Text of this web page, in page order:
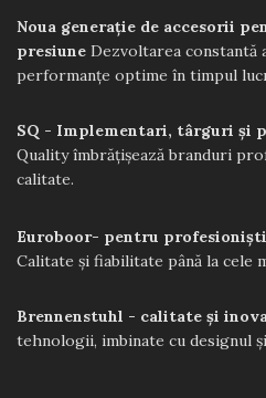
Noua generație de accesorii
presiune Dezvoltarea constantă
performanțe optime în timpul
SQ - Implementari, târguri și
Quality îmbrățișează branduri
calitate.
Euroboor- pentru
Calitate și fiabilitate până la cele
Brennenstuhl - calitate și
tehnologii, imbinate cu designul